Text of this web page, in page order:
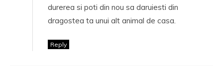
durerea si poti din nou sa daruiesti din
dragostea ta unui alt animal de casa.
Reply